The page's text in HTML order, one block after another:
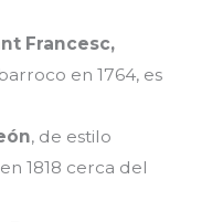
Francesc,
en 1764, es
, de estilo
1818 cerca del